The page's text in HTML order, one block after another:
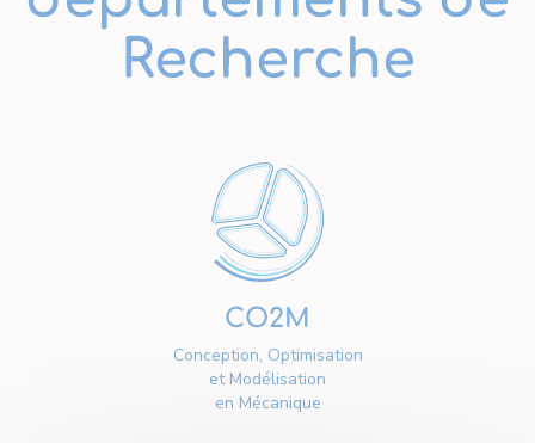
Recherche
CO2M
Conception, Optimisation
et Modélisation
en Mécanique